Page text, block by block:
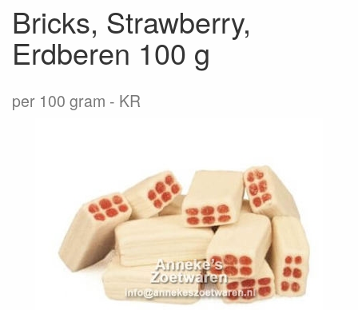
Bricks, Strawberry,
Erdberen 100 g
per 100 gram KR